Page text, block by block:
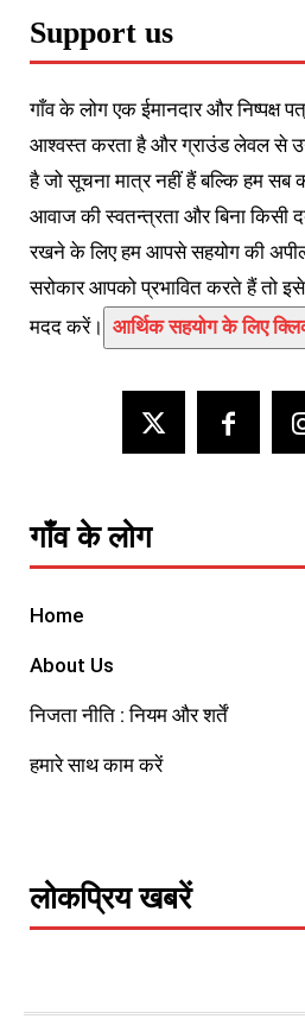
Support us
गाँव के लोग एक ईमानदार और निष्पक्ष
आश्वस्त करता है और ग्राउंड लेवल से
है जो सूचना मात्र नहीं हैं बल्कि हम
आवाज की स्वतन्त्रता और बिना किसी
रखने के लिए हम आपसे सहयोग की
सरोकार आपको प्रभावित करते हैं तो
मदद करें। आर्थिक सहयोग के लिए
गाँव के लोग
Home
About Us
निजता नीति : नियम और शर्तें
हमारे साथ काम करें
लोकप्रिय खबरें